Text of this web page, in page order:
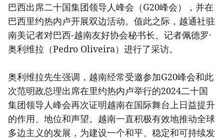
巴西出席二十国集团领导人峰会（G20峰会），并在
巴西里约热内卢开展双边活动。值此之际，越通社驻
南美记者对巴西-越南友好协会秘书长、记者佩德罗·
奥利维拉（Pedro Oliveira）进行了采访。
奥利维拉先生强调，越南经常受邀参加G20峰会和此
次范明政总理出席在里约热内卢举行的2024二十国
集团领导人峰会再次证明越南在国际舞台上日益提升
的作用、地位和声望。越南一直积极有效地推动全球
多边主义的发展，为建设一个和平、稳定和可持续发